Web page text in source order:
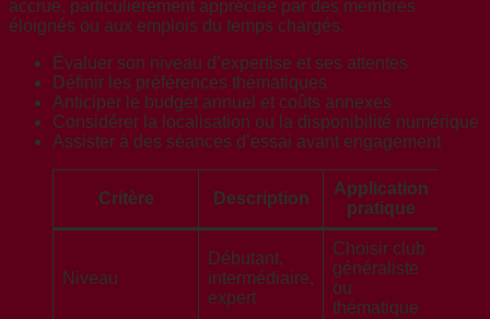
accrue, particulièrement appréciée par des membres
éloignés ou aux emplois du temps chargés.
Évaluer son niveau d’expertise et ses attentes
Définir les préférences thématiques
Anticiper le budget annuel et coûts annexes
Considérer la localisation ou la disponibilité numérique
Assister à des séances d’essai avant engagement
Critère Description
Application
pratique
Niveau
Débutant,
intermédiaire,
expert
Choisir club
généraliste
ou
thématique